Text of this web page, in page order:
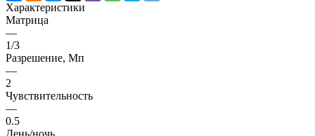
Характеристики
Матрица
—
1/3
Разрешение, Мп
—
2
Чувствительность
—
0.5
День/ночь